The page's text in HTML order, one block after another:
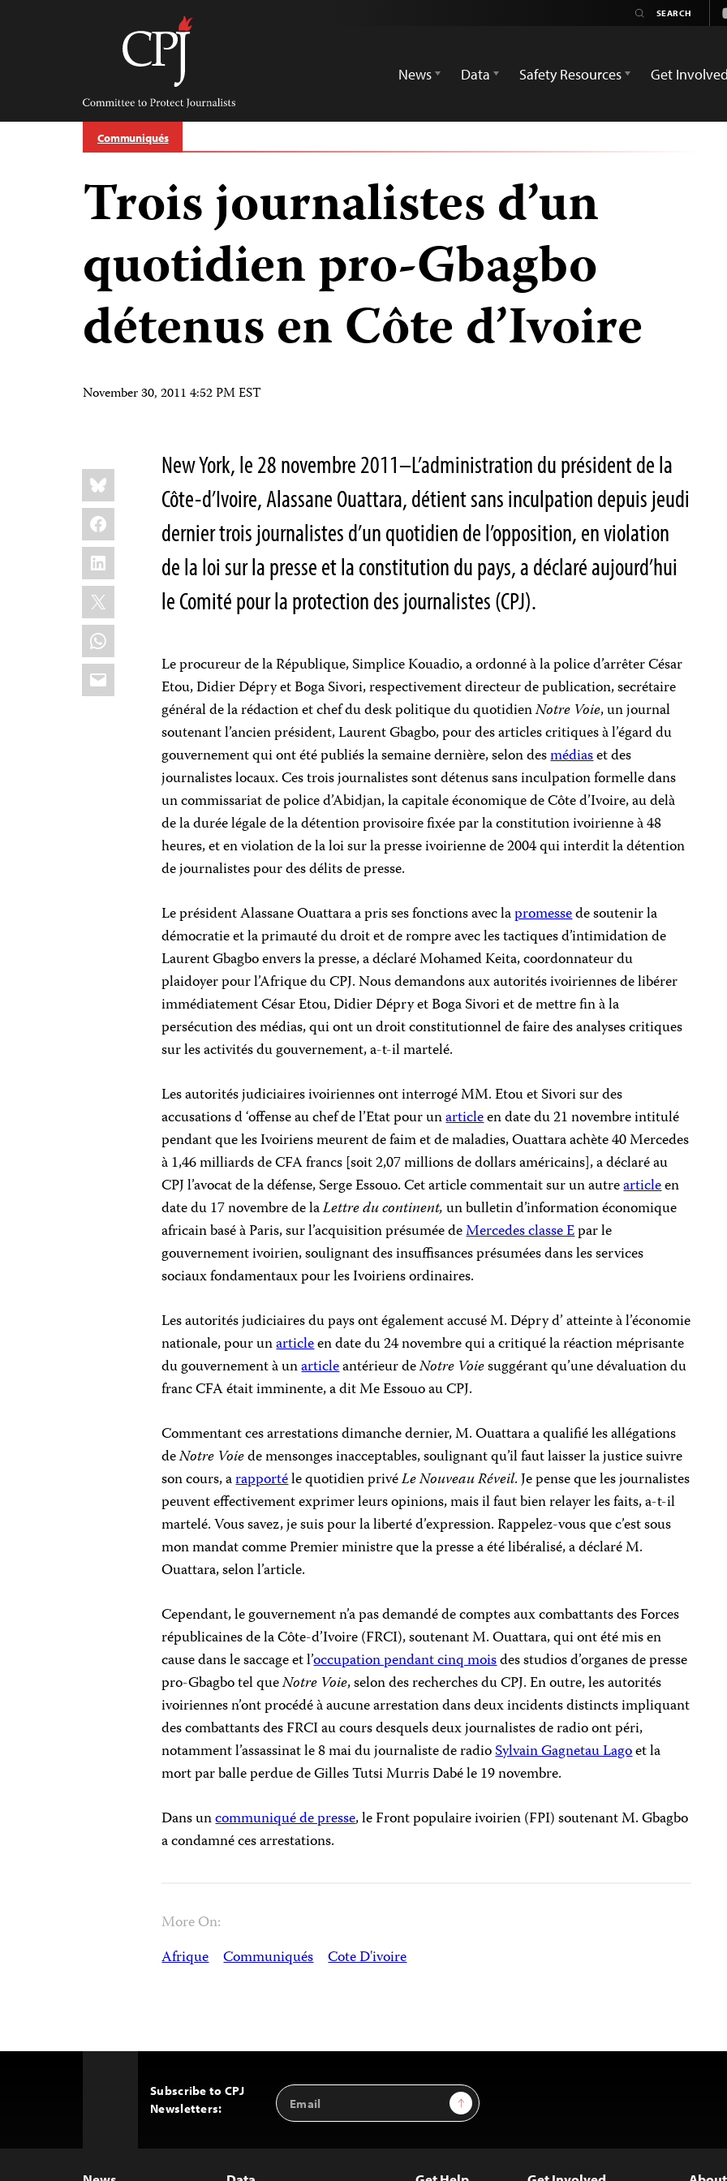
Committee
Protect
Journalists
News
Data Safety Resources Get Involved
Communiqués
Trois journalistes d’un
quotidien pro-Gbagbo
détenus en Côte d’Ivoire
November 30, 2011 4:52 PM EST
Share
this:
Bluesky
Facebook
LinkedIn
X
WhatsApp
Email
New York, le 28 novembre 2011–L’administration du président de la
Côte-d’Ivoire, Alassane Ouattara, détient sans inculpation depuis jeudi
dernier trois journalistes d’un quotidien de l’opposition, en violation
de la loi sur la presse et la constitution du pays, a déclaré aujourd’hui
le Comité pour la protection des journalistes (CPJ).
Le procureur de la République, Simplice Kouadio, a ordonné à la police d’arrêter César
Etou, Didier Dépry et Boga Sivori, respectivement directeur de publication, secrétaire
général de la rédaction et chef du desk politique du quotidienNotre Voie, un journal
soutenant l’ancien président, Laurent Gbagbo, pour des articles critiques à l’égard du
gouvernement qui ont été publiés la semaine dernière, selon desmédiaset des
journalistes locaux. Ces trois journalistes sont détenus sans inculpation formelle dans
un commissariat de police d’Abidjan, la capitale économique de Côte d’Ivoire, au delà
de la durée légale de la détention provisoire fixée par la constitution ivoirienne à 48
heures, et en violation de la loi sur la presse ivoirienne de 2004 qui interdit la détention
de journalistes pour des délits de presse.
Le président Alassane Ouattara a pris ses fonctions avec lapromessede soutenir la
démocratie et la primauté du droit et de rompre avec les tactiques d’intimidation de
Laurent Gbagbo envers la presse, a déclaré Mohamed Keita, coordonnateur du
plaidoyer pour l’Afrique du CPJ. Nous demandons aux autorités ivoiriennes de libérer
immédiatement César Etou, Didier Dépry et Boga Sivori et de mettre fin à la
persécution des médias, qui ont un droit constitutionnel de faire des analyses critiques
sur les activités du gouvernement, a-t-il martelé.
Les autorités judiciaires ivoiriennes ont interrogé MM. Etou et Sivori sur des
accusations d ‘offense au chef de l’Etat pour unarticleen date du 21 novembre intitulé
pendant que les Ivoiriens meurent de faim et de maladies, Ouattara achète 40 Mercedes
à 1,46 milliards de CFA francs [soit 2,07 millions de dollars américains], a déclaré au
CPJ l’avocat de la défense, Serge Essouo. Cet article commentait sur un autrearticleen
date du 17 novembre de laLettre du continent,un bulletin d’information économique
africain basé à Paris, sur l’acquisition présumée deMercedes classe Epar le
gouvernement ivoirien, soulignant des insuffisances présumées dans les services
sociaux fondamentaux pour les Ivoiriens ordinaires.
Les autorités judiciaires du pays ont également accusé M. Dépry d’ atteinte à l’économie
nationale, pour unarticleen date du 24 novembre qui a critiqué la réaction méprisante
du gouvernement à unarticleantérieur deNotre Voiesuggérant qu’une dévaluation du
franc CFA était imminente, a dit Me Essouo au CPJ.
Commentant ces arrestations dimanche dernier, M. Ouattara a qualifié les allégations
deNotre Voiede mensonges inacceptables, soulignant qu’il faut laisser la justice suivre
son cours, arapportéle quotidien privéLe Nouveau Réveil. Je pense que les journalistes
peuvent effectivement exprimer leurs opinions, mais il faut bien relayer les faits, a-t-il
martelé. Vous savez, je suis pour la liberté d’expression. Rappelez-vous que c’est sous
mon mandat comme Premier ministre que la presse a été libéralisé, a déclaré M.
Ouattara, selon l’article.
Cependant, le gouvernement n’a pas demandé de comptes aux combattants des Forces
républicaines de la Côte-d’Ivoire (FRCI), soutenant M. Ouattara, qui ont été mis en
cause dans le saccage et l’occupation pendant cinq moisdes studios d’organes de presse
pro-Gbagbo tel queNotre Voie, selon des recherches du CPJ. En outre, les autorités
ivoiriennes n’ont procédé à aucune arrestation dans deux incidents distincts impliquant
des combattants des FRCI au cours desquels deux journalistes de radio ont péri,
notamment l’assassinat le 8 mai du journaliste de radioSylvain Gagnetau Lagoet la
mort par balle perdue de Gilles Tutsi Murris Dabé le 19 novembre.
Dans uncommuniqué de presse, le Front populaire ivoirien (FPI) soutenant M. Gbagbo
a condamné ces arrestations.
More On:
Afrique Communiqués Cote D'ivoire
Subscribe to CPJ
Newsletters:
Email
Address
Sign Up